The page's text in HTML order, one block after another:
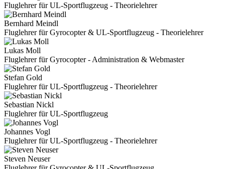
Fluglehrer für UL-Sportflugzeug - Theorielehrer
Bernhard Meindl
Fluglehrer für Gyrocopter & UL-Sportflugzeug - Theorielehrer
Lukas Moll
Fluglehrer für Gyrocopter - Administration & Webmaster
Stefan Gold
Fluglehrer für UL-Sportflugzeug - Theorielehrer
Sebastian Nickl
Fluglehrer für UL-Sportflugzeug
Johannes Vogl
Fluglehrer für UL-Sportflugzeug - Theorielehrer
Steven Neuser